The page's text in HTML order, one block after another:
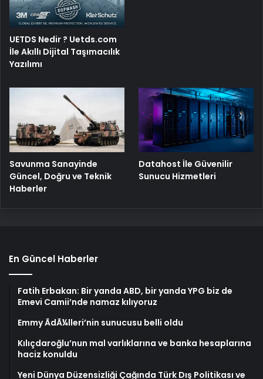
UETDS Nedir ? Uetds.com
İle Akıllı Dijital Taşımacılık
Yazılımı
Savunma Sanayinde
Güncel, Doğru ve Teknik
Haberler
Datahost İle Güvenilir
Sunucu Hizmetleri
En Güncel Haberler
Fatih Erbakan: Bir yanda ABD, bir yanda YPG biz de
Emevi Camii’nde namaz kılıyoruz
Emmy ÃdÃ¼lleri’nin sunucusu belli oldu
Kılıçdaroğlu’nun mal varlıklarına ve banka hesaplarına
haciz konuldu
Yeni Dünya Düzensizliği Çağında Türk Dış Politikası ve